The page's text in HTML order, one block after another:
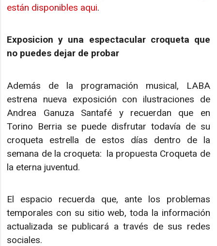
están disponibles aqui.
Exposicion y una espectacular croqueta que
no puedes dejar de probar
Además de la programación musical, LABA
estrena nueva exposición con ilustraciones de
Andrea Ganuza Santafé y recuerdan que en
Torino Berria se puede disfrutar todavía de su
croqueta estrella de estos días dentro de la
semana de la croqueta: la propuesta Croqueta de
la eterna juventud.
El espacio recuerda que, ante los problemas
temporales con su sitio web, toda la información
actualizada se publicará a través de sus redes
sociales.